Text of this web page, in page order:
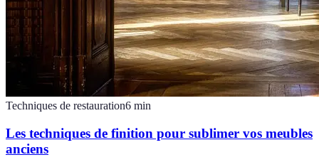
Techniques de restauration6 min
Les techniques de finition pour sublimer vos meubles
anciens